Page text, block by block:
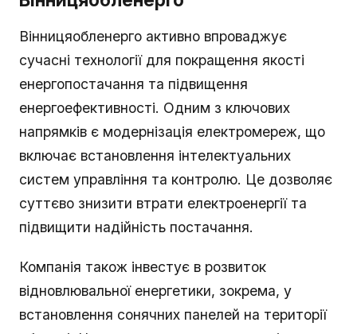
Вінницяобленерго активно впроваджує
сучасні технології для покращення якості
енергопостачання та підвищення
енергоефективності. Одним з ключових
напрямків є модернізація електромереж, що
включає встановлення інтелектуальних
систем управління та контролю. Це дозволяє
суттєво знизити втрати електроенергії та
підвищити надійність постачання.
Компанія також інвестує в розвиток
відновлювальної енергетики, зокрема, у
встановлення сонячних панелей на території